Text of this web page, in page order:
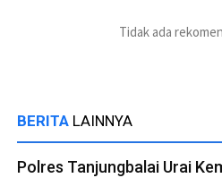
Tidak ada
BERITA LAINNYA
Polres Tanjungbalai Urai